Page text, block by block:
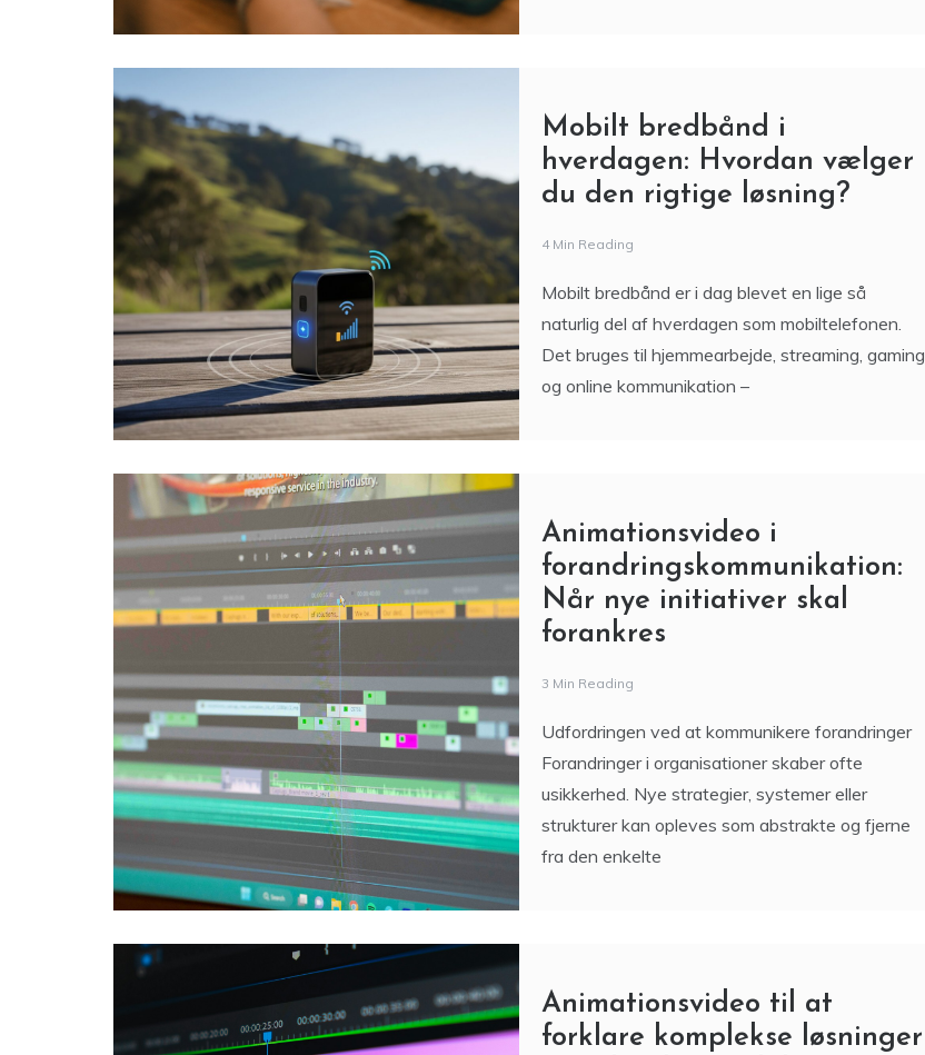
Mobilt bredbånd i
hverdagen: Hvordan vælger
du den rigtige løsning?
4 Min Reading
Mobilt bredbånd er i dag blevet en lige så
naturlig del af hverdagen som mobiltelefonen.
Det bruges til hjemmearbejde, streaming, gaming
og online kommunikation –
Animationsvideo i
forandringskommunikation:
Når nye initiativer skal
forankres
3 Min Reading
Udfordringen ved at kommunikere forandringer
Forandringer i organisationer skaber ofte
usikkerhed. Nye strategier, systemer eller
strukturer kan opleves som abstrakte og fjerne
fra den enkelte
Animationsvideo til at
forklare komplekse løsninger